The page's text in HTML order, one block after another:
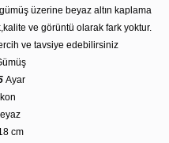
üzerine beyaz altın kaplama
ve görüntü olarak fark yoktur.
ve tavsiye edebilirsiniz
Ayar
cm